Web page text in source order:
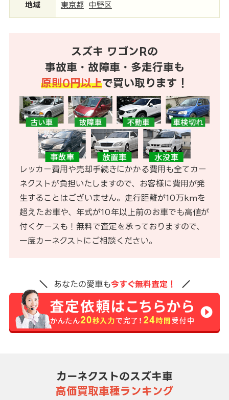
地域 東京都 中野区
スズキ ワゴンRの
事故車・故障車・多走行車も
原則0円以上で買い取ります！
レッカー費用や売却手続きにかかる費用も全てカー
ネクストが負担いたしますので、お客様に費用が発
生することはございません。走行距離が10万kmを
超えたお車や、年式が10年以上前のお車でも高値が
付くケースも！無料で査定を承っておりますので、
一度カーネクストにご相談ください。
あなたの愛車も今すぐ無料査定！
カーネクストのスズキ車
高価買取車種ランキング